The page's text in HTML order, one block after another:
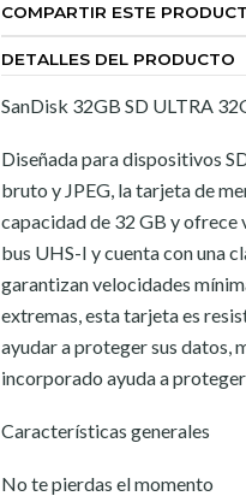
COMPARTIR ESTE
DETALLES DEL PRODUCTO
SanDisk 32GB SD ULTRA
Diseñada para dispositivos
bruto y JPEG, la tarjeta de
capacidad de 32 GB y
bus UHS-I y cuenta con una
garantizan velocidades
extremas, esta tarjeta es
ayudar a proteger sus datos,
incorporado ayuda a
Características generales
No te pierdas el momento